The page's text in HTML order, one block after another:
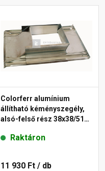
Colorferr alumínium
állítható kéményszegély,
alsó-felső rész 38x38/51
Raktáron
11 930 Ft / db